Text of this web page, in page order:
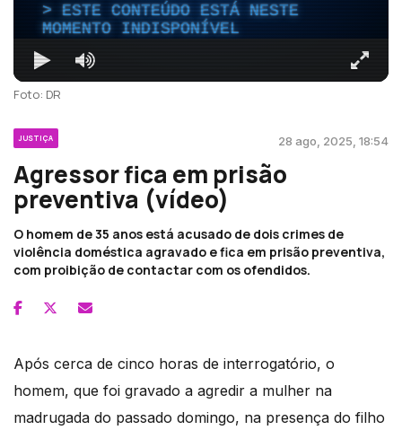
ESTE CONTEÚDO ESTÁ NESTE
MOMENTO INDISPONÍVEL
Foto: DR
JUSTIÇA 28 ago, 2025, 18:54
Agressor fica em prisão
preventiva (vídeo)
O homem de 35 anos está acusado de dois crimes de
violência doméstica agravado e fica em prisão preventiva,
com proibição de contactar com os ofendidos.
Após cerca de cinco horas de interrogatório, o
homem, que foi gravado a agredir a mulher na
madrugada do passado domingo, na presença do filho